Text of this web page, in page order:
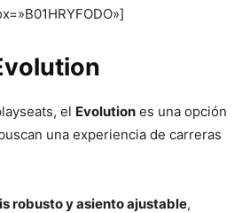
el Evolution es una opción
una experiencia de carreras
robusto y asiento ajustable,